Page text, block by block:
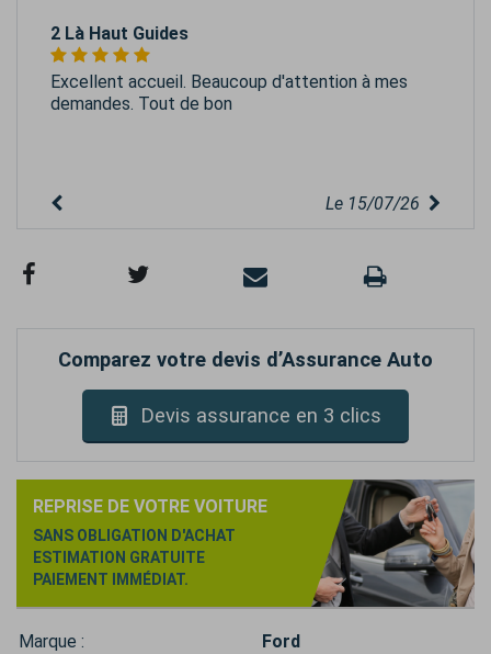
2 Là Haut Guides
Excellent accueil. Beaucoup d'attention à mes
demandes. Tout de bon
Le 15/07/26
Comparez votre devis d’Assurance Auto
Devis assurance en 3 clics
REPRISE DE VOTRE VOITURE
SANS OBLIGATION D'ACHAT
ESTIMATION GRATUITE
PAIEMENT IMMÉDIAT.
Marque :
Ford